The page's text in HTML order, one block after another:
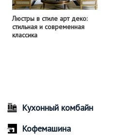
Люстры в стиле арт деко:
стильная и современная
классика
Кухонный комбайн
Кофемашина